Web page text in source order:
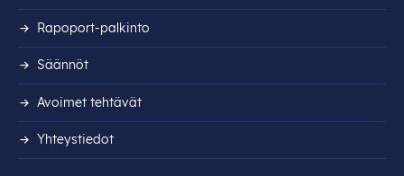
Rapoport-palkinto
Säännöt
Avoimet tehtävät
Yhteystiedot